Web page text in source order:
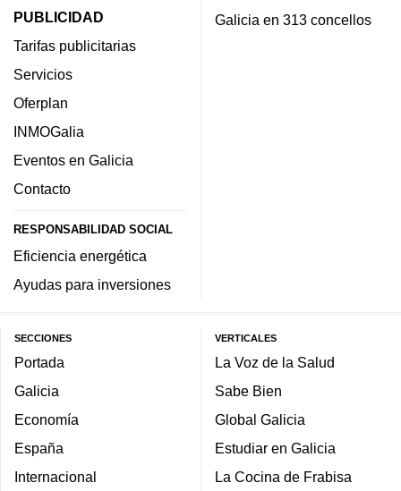
PUBLICIDAD
Tarifas publicitarias
Servicios
Oferplan
INMOGalia
Eventos en Galicia
Contacto
RESPONSABILIDAD SOCIAL
Eficiencia energética
Ayudas para inversiones
Galicia en 313 concellos
SECCIONES
Portada
Galicia
Economía
España
Internacional
VERTICALES
La Voz de la Salud
Sabe Bien
Global Galicia
Estudiar en Galicia
La Cocina de Frabisa